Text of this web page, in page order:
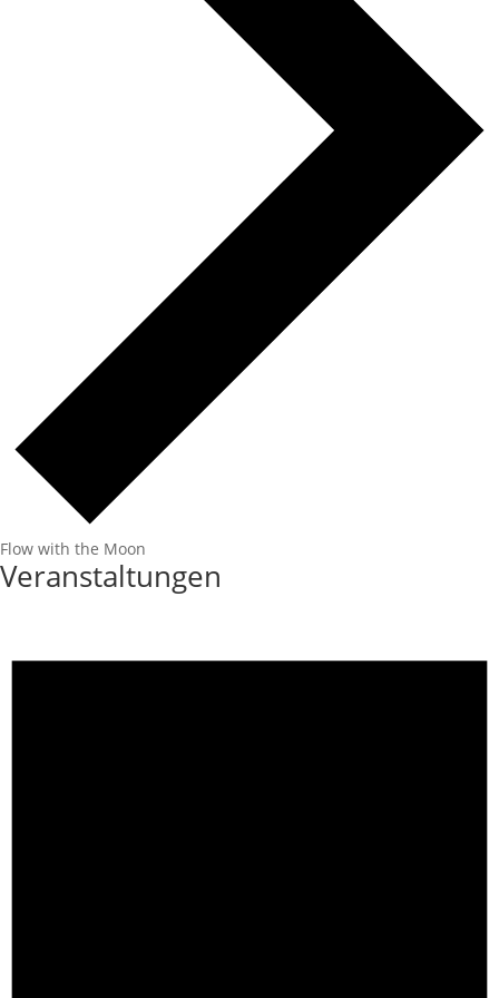
Flow with the Moon
Veranstaltungen